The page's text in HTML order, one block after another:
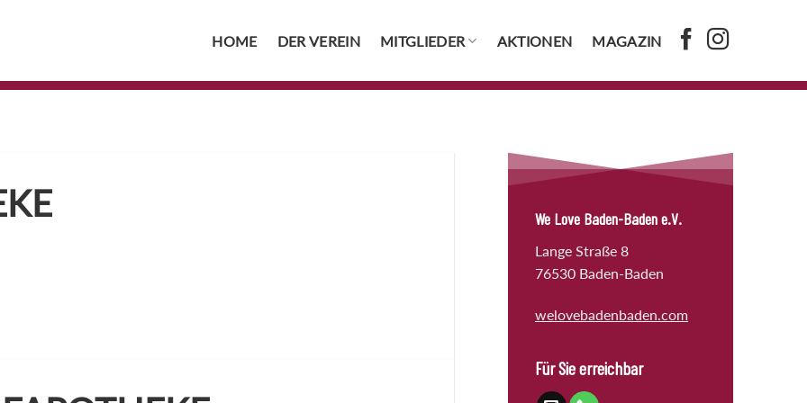
HOME DER VEREIN MITGLIEDER AKTIONEN MAGAZIN
We Love Baden-Baden e.V.
Lange Straße 8
76530 Baden-Baden
welovebadenbaden.com
Für Sie erreichbar